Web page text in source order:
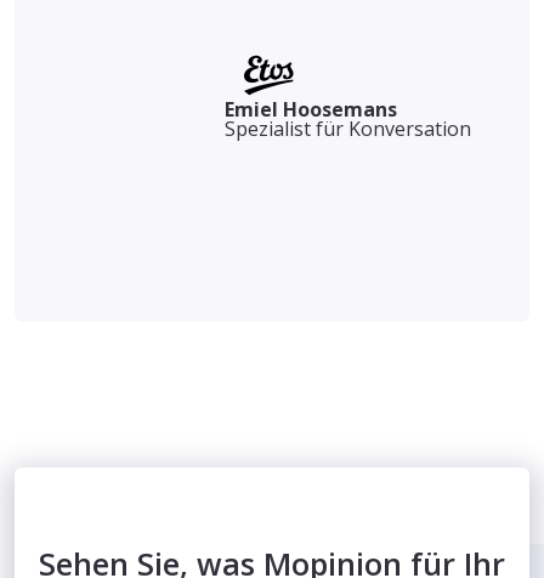
Emiel Hoosemans
Spezialist für Konversation
Sehen Sie, was Mopinion für Ihr